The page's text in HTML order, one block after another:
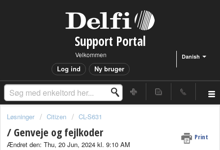
Support Portal
Danish
Velkommen
Log ind Ny bruger
Løsninger Citizen CL-S631
/ Genveje og fejlkoder Print
Ændret den: Thu, 20 Jun, 2024 kl. 9:10 AM